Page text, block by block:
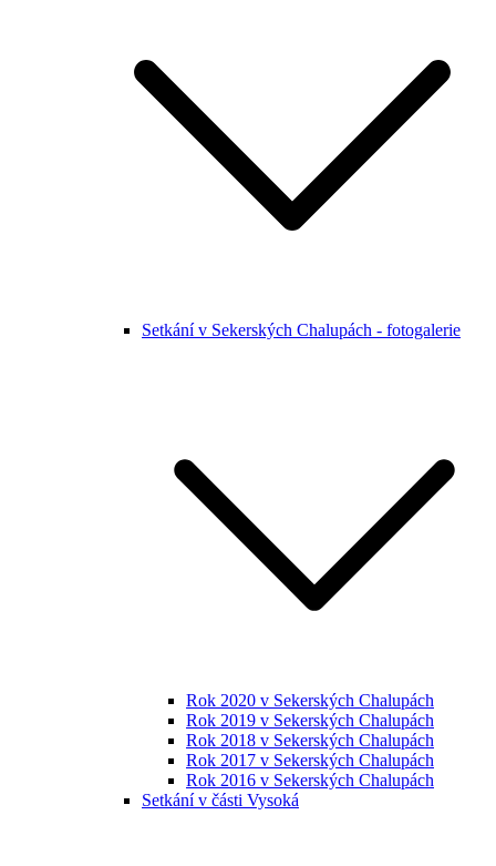
Setkání v Sekerských Chalupách - fotogalerie
Rok 2020 v Sekerských Chalupách
Rok 2019 v Sekerských Chalupách
Rok 2018 v Sekerských Chalupách
Rok 2017 v Sekerských Chalupách
Rok 2016 v Sekerských Chalupách
Setkání v části Vysoká